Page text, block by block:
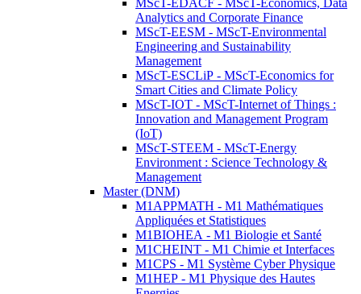
MScT-EDACF - MScT-Economics, Data
Analytics and Corporate Finance
MScT-EESM - MScT-Environmental
Engineering and Sustainability
Management
MScT-ESCLiP - MScT-Economics for
Smart Cities and Climate Policy
MScT-IOT - MScT-Internet of Things :
Innovation and Management Program
(IoT)
MScT-STEEM - MScT-Energy
Environment : Science Technology &
Management
Master (DNM)
M1APPMATH - M1 Mathématiques
Appliquées et Statistiques
M1BIOHEA - M1 Biologie et Santé
M1CHEINT - M1 Chimie et Interfaces
M1CPS - M1 Système Cyber Physique
M1HEP - M1 Physique des Hautes